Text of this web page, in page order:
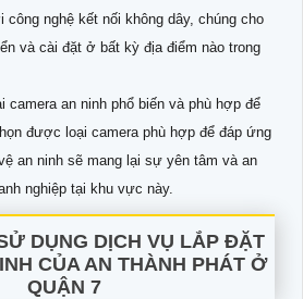
nghệ kết nối không dây, chúng cho
và cài đặt ở bất kỳ địa điểm nào trong
camera an ninh phổ biến và phù hợp để
được loại camera phù hợp để đáp ứng
an ninh sẽ mang lại sự yên tâm và an
nghiệp tại khu vực này.
DỤNG DỊCH VỤ LẮP ĐẶT
CỦA AN THÀNH PHÁT Ở
QUẬN 7